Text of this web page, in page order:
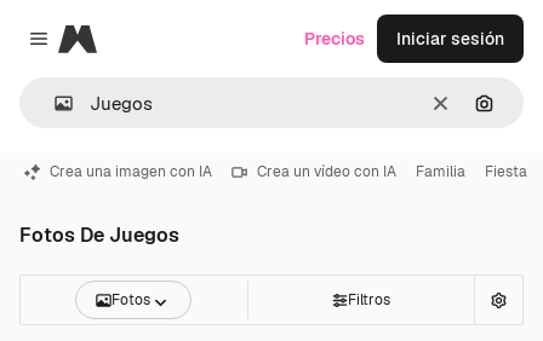
Close menu
Magnific
Borrar
Precios Iniciar sesión
Crea una imagen con IA Crea un vídeo con IA Familia Fiesta
Fotos De Juegos
Fotos Filtros